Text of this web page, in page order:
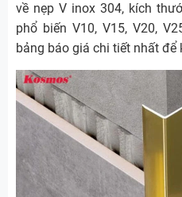
về nẹp V inox 304, kích
phổ biến V10, V15, V20,
bảng báo giá chi tiết nhất để